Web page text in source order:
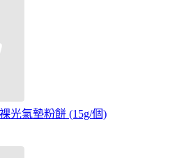
光氣墊粉餅 (15g/個)